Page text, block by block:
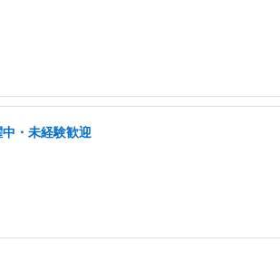
・未経験歓迎